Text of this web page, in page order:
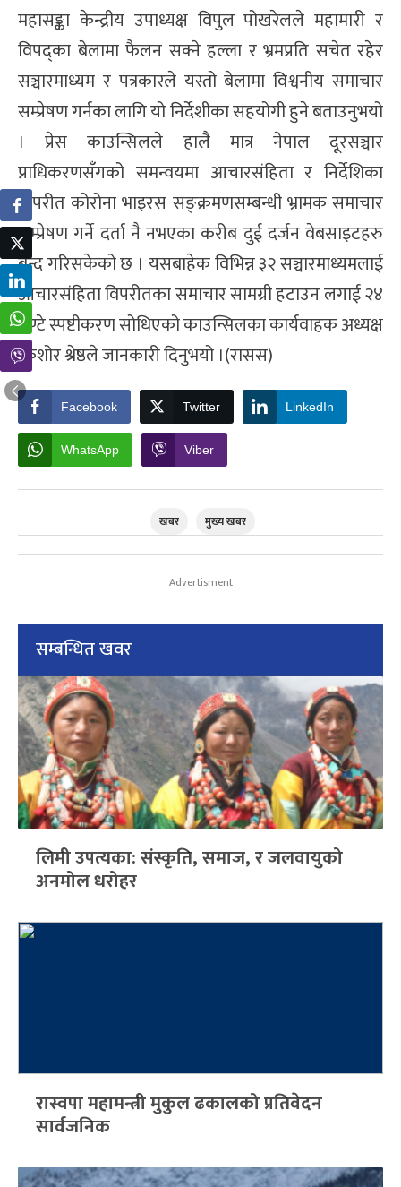
महासङ्का केन्द्रीय उपाध्यक्ष विपुल पोखरेलले महामारी र
विपद्का बेलामा फैलन सक्ने हल्ला र भ्रमप्रति सचेत रहेर
सञ्चारमाध्यम र पत्रकारले यस्तो बेलामा विश्वनीय समाचार
सम्प्रेषण गर्नका लागि यो निर्देशीका सहयोगी हुने बताउनुभयो
। प्रेस काउन्सिलले हालै मात्र नेपाल दूरसञ्चार
प्राधिकरणसँगको समन्वयमा आचारसंहिता र निर्देशिका
विपरीत कोरोना भाइरस सङ्क्रमणसम्बन्धी भ्रामक समाचार
सम्प्रेषण गर्ने दर्ता नै नभएका करीब दुई दर्जन वेबसाइटहरु
बन्द गरिसकेको छ । यसबाहेक विभिन्न ३२ सञ्चारमाध्यमलाई
आचारसंहिता विपरीतका समाचार सामग्री हटाउन लगाई २४
घण्टे स्पष्टीकरण सोधिएको काउन्सिलका कार्यवाहक अध्यक्ष
किशोर श्रेष्ठले जानकारी दिनुभयो ।(रासस)
Facebook Twitter LinkedIn
WhatsApp Viber
खबर मुख्य खबर
Advertisment
सम्बन्धित खवर
लिमी उपत्यका: संस्कृति, समाज, र जलवायुको
अनमोल धरोहर
रास्वपा महामन्त्री मुकुल ढकालको प्रतिवेदन
सार्वजनिक